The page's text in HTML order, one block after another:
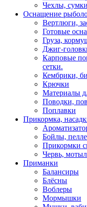
Чехлы,
Оснащение
Вертлюги,
Готовые
Груза,
Джиг-
Карповые
сетки.
Кембрики,
Крючки
Материалы
Поводки,
Поплавки
Прикормка,
Бойлы,
Прикормки
Червь,
Приманки
Балансиры
Блёсны
Воблеры
Мормышки